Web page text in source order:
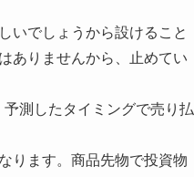
いでしょうから設けること
ありませんから、止めてい
測したタイミングで売り払
ります。商品先物で投資物